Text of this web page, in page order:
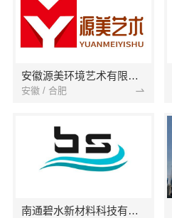
安徽源美环境艺术有限公司
安徽 / 合肥
南通碧水新材料科技有限公司